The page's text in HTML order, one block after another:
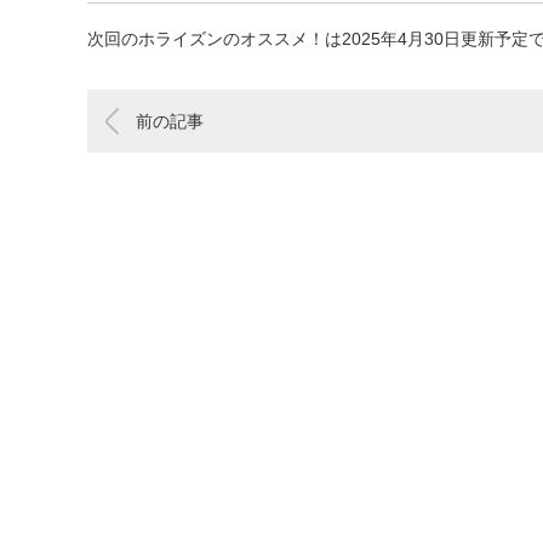
次回のホライズンのオススメ！は2025年4月30日更新予定で
前の記事